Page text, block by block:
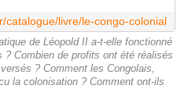
catalogue/livre/le-congo-colonial
de Léopold II a-t-elle fonctionné
Combien de profits ont été réalisés
? Comment les Congolais,
la colonisation ? Comment ont-ils